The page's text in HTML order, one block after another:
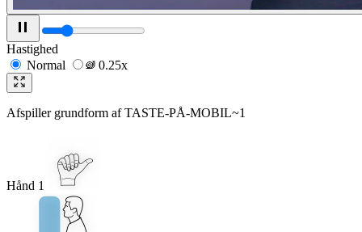
Hastighed
Normal
0.25x
Afspiller grundform afTASTE-PÅ-MOBIL~1
Hånd 1